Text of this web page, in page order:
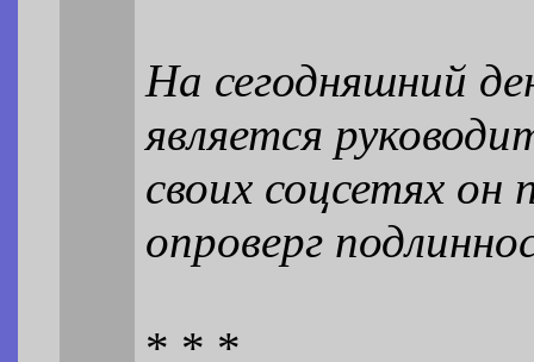
На сегодняшний
является
своих соцсетях он
опроверг
* * *